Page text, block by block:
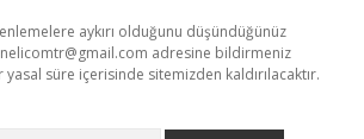
aykırı olduğunu düşündüğünüz
adresine bildirmeniz
süre içerisinde sitemizden kaldırılacaktır.